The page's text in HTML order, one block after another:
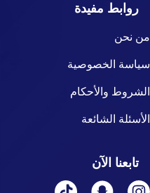
روابط مفيدة
من نحن
سياسة الخصوصية
الشروط والأحكام
الأسئلة الشائعة
تابعنا الآن